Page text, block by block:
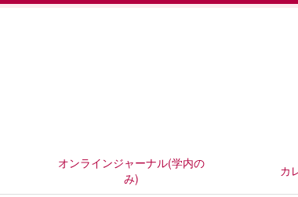
オンラインジャーナル(学内の
み)
カ